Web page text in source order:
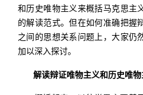
和历史唯物主义来概括马克思主
的解读范式。但在如何准确把握
之间的思想关系问题上，大家仍
加以深入探讨。
解读辩证唯物主义和历史唯